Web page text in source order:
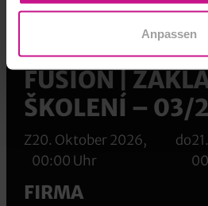
Anpassen
PŘIHLÁŠENÍ:
FUSION |
ŠKOLENÍ – 03/
Z20. Oktober 2026,
00:00 Uhr
do
FIRMA